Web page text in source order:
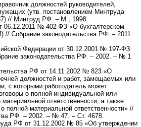
должностей руководителей,
(утв. постановлением Минтруда
// Минтруд РФ. – М., 1998.
06.12.2011 № 402-ФЗ «О бухгалтерском
// Собрание законодательства РФ. – 2011.
Федерации от 30.12.2001 № 197-ФЗ
законодательства РФ. – 2002. – № 1
РФ от 14.11.2002 № 823 «О
должностей и работ, замещаемых или
с которыми работодатель может
о полной индивидуальной или
ответственности, а также
полной материальной ответственности» //
РФ. – 2002. – № 47. – Ст. 4678.
РФ от 31.12.2002 № 85 «Об утверждении